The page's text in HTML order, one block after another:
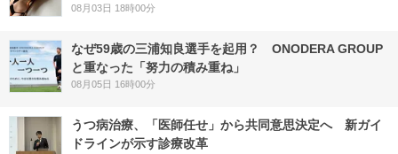
08月03日 18時00分
なぜ59歳の三浦知良選手を起用？ ONODERA GROUP
と重なった「努力の積み重ね」
08月05日 16時00分
うつ病治療、「医師任せ」から共同意思決定へ 新ガイ
ドラインが示す診療改革